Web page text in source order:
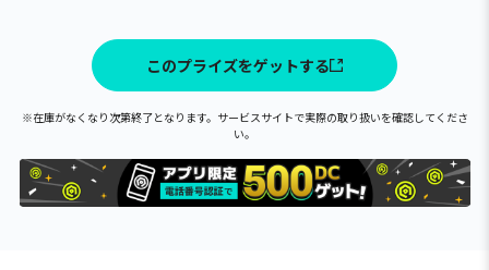
このプライズをゲットする
※在庫がなくなり次第終了となります。サービスサイトで実際の取り扱いを確認してくださ
い。